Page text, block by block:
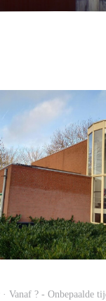
· Vanaf ? - Onbepaalde